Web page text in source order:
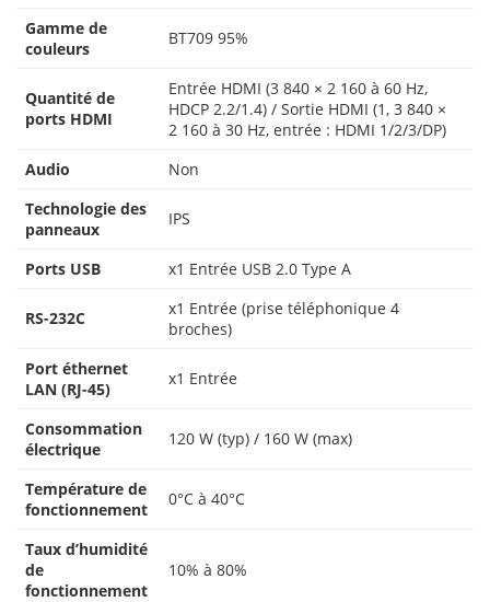
Gamme de
couleurs
BT709 95%
Quantité de
ports HDMI
Entrée HDMI (3 840 × 2 160 à 60 Hz,
HDCP 2.2/1.4) / Sortie HDMI (1, 3 840 ×
2 160 à 30 Hz, entrée : HDMI 1/2/3/DP)
Audio
Non
Technologie des
panneaux
IPS
Ports USB x1 Entrée USB 2.0 Type A
RS-232C
x1 Entrée (prise téléphonique 4
broches)
Port éthernet
LAN (RJ-45)
x1 Entrée
Consommation
électrique
120 W (typ) / 160 W (max)
Température de
fonctionnement
0°C à 40°C
Taux d’humidité
de
fonctionnement
10% à 80%